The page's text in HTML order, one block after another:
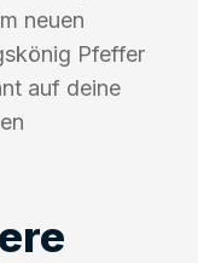
neuen
Pfeffer
auf deine